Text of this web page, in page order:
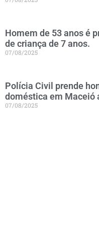
Homem de 53 anos é
de criança de 7 anos.
07/08/2025
Polícia Civil prende
doméstica em Maceió
07/08/2025